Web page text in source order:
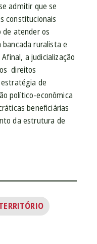
admitir que se
constitucionais
atender os
ruralista e
a judicialização
direitos
de
político-econômica
beneficiárias
da estrutura de